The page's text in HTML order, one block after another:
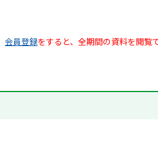
会員登録をすると、全期間の資料を閲覧